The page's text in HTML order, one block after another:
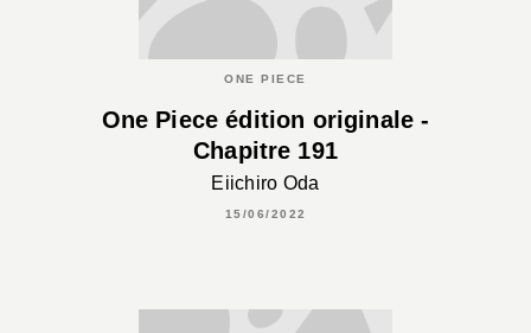
ONE PIECE
One Piece édition originale -
Chapitre 191
Eiichiro Oda
15/06/2022